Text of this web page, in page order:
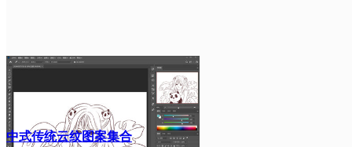
中式传统云纹图案集合